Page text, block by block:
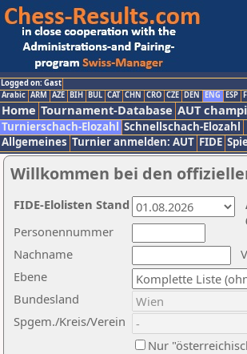
Logged on: Gast
Arabic ARM AZE BIH BUL CAT CHN CRO CZE DEN ENG ESP
Home Tournament-Database AUT
Turnierschach-Elozahl Schnellschach-Elozahl
Allgemeines Turnier anmelden: AUT FIDE
Willkommen bei den
Nachname
Ebene
Personennummer
Bundesland
Spgem./Kreis/Verein
Nur
FIDE-Elolisten Stand